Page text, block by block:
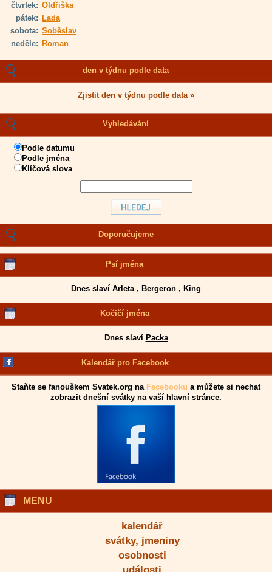
čtvrtek: Oldřiška
pátek: Lada
sobota: Soběslav
neděle: Roman
den v týdnu podle data
Zjistit den v týdnu podle data »
Vyhledávání
Podle datumu
Podle jména
Klíčová slova
Doporučujeme
Psí jména
Dnes slaví Arleta, Bergeron , King
Kočičí jména
Dnes slaví Packa
Kalendář pro Facebook
Staňte se fanouškem Svatek.org na Facebooku a můžete si nechat
zobrazit dnešní svátky na vaší hlavní stránce.
MENU
kalendář
svátky, jmeniny
osobnosti